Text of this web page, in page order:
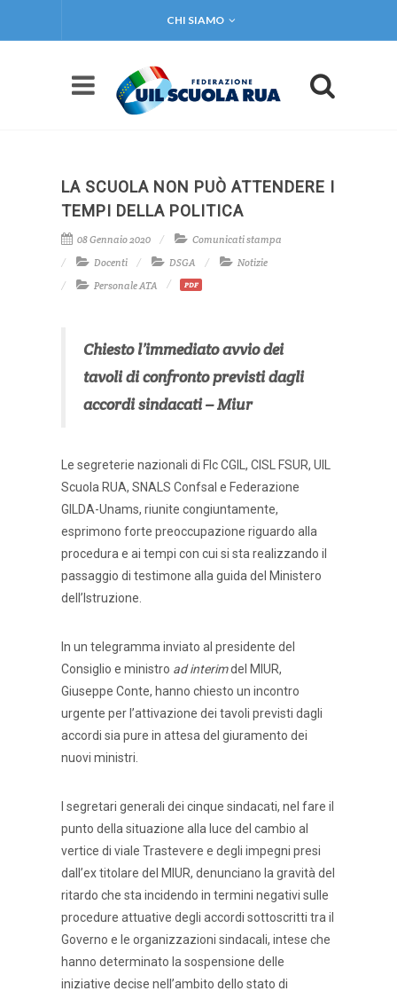
CHI SIAMO
LA SCUOLA NON PUÒ ATTENDERE I
TEMPI DELLA POLITICA
08 Gennaio 2020
Comunicati stampa
Docenti
DSGA
Notizie
Personale ATA
PDF
Chiesto l’immediato avvio dei
tavoli di confronto previsti dagli
accordi sindacati – Miur
Le segreterie nazionali di Flc CGIL, CISL FSUR, UIL
Scuola RUA, SNALS Confsal e Federazione
GILDA-Unams, riunite congiuntamente,
esprimono forte preoccupazione riguardo alla
procedura e ai tempi con cui si sta realizzando il
passaggio di testimone alla guida del Ministero
dell’Istruzione.
In un telegramma inviato al presidente del
Consiglio e ministro ad interimdel MIUR,
Giuseppe Conte, hanno chiesto un incontro
urgente per l’attivazione dei tavoli previsti dagli
accordi sia pure in attesa del giuramento dei
nuovi ministri.
I segretari generali dei cinque sindacati, nel fare il
punto della situazione alla luce del cambio al
vertice di viale Trastevere e degli impegni presi
dall’ex titolare del MIUR, denunciano la gravità del
ritardo che sta incidendo in termini negativi sulle
procedure attuative degli accordi sottoscritti tra il
Governo e le organizzazioni sindacali, intese che
hanno determinato la sospensione delle
iniziative decise nell’ambito dello stato di